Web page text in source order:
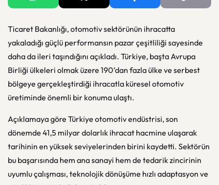
Ticaret Bakanlığı, otomotiv sektörünün ihracatta
yakaladığı güçlü performansın pazar çeşitliliği sayesinde
daha da ileri taşındığını açıkladı. Türkiye, baştaAvrupa
Birliği ülkeleri olmak üzere 190’dan fazla ülke ve serbest
bölgeye gerçekleştirdiği ihracatla küresel otomotiv
üretiminde önemli bir konuma ulaştı.
Açıklamaya göre Türkiye otomotiv endüstrisi, son
dönemde 41,5 milyar dolarlık ihracat hacmine ulaşarak
tarihinin en yüksek seviyelerinden birini kaydetti. Sektörün
bu başarısında hem ana sanayi hem de tedarik zincirinin
uyumlu çalışması, teknolojik dönüşüme hızlı adaptasyon ve